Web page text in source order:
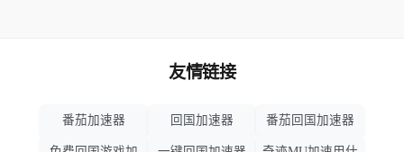
友情链接
番茄加速器 回国加速器 番茄回国加速器